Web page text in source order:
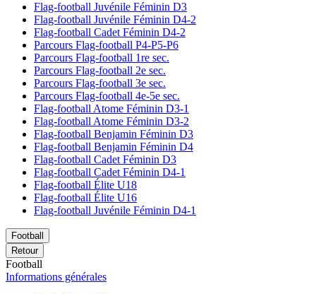
Flag-football Juvénile Féminin D3
Flag-football Juvénile Féminin D4-2
Flag-football Cadet Féminin D4-2
Parcours Flag-football P4-P5-P6
Parcours Flag-football 1re sec.
Parcours Flag-football 2e sec.
Parcours Flag-football 3e sec.
Parcours Flag-football 4e-5e sec.
Flag-football Atome Féminin D3-1
Flag-football Atome Féminin D3-2
Flag-football Benjamin Féminin D3
Flag-football Benjamin Féminin D4
Flag-football Cadet Féminin D3
Flag-football Cadet Féminin D4-1
Flag-football Élite U18
Flag-football Élite U16
Flag-football Juvénile Féminin D4-1
Football
Retour
Football
Informations générales